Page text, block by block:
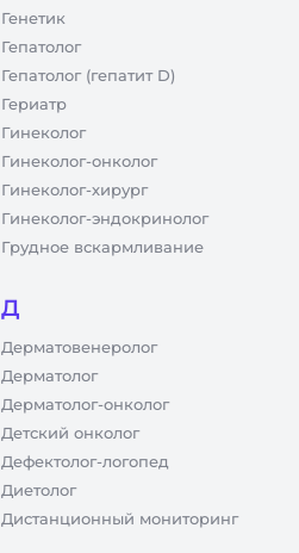
Генетик
Гепатолог
Гепатолог (гепатит D)
Гериатр
Гинеколог
Гинеколог-онколог
Гинеколог-хирург
Гинеколог-эндокринолог
Грудное вскармливание
Д
Дерматовенеролог
Дерматолог
Дерматолог-онколог
Детский онколог
Дефектолог-логопед
Диетолог
Дистанционный мониторинг